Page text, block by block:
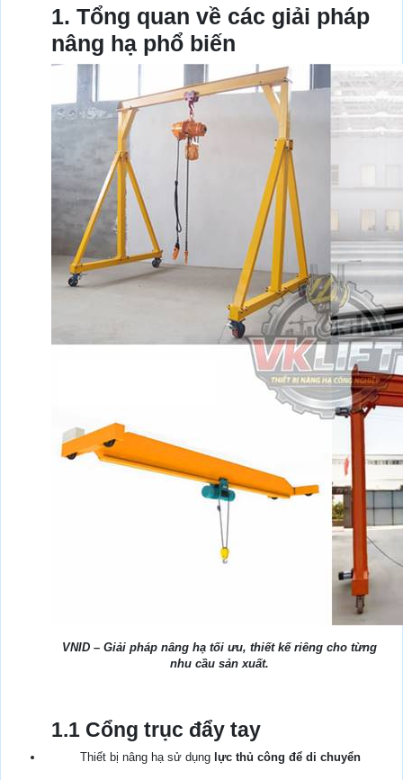
1. Tổng quan về các giải pháp
nâng hạ phổ biến
VNID – Giải pháp nâng hạ tối ưu, thiết kế riêng cho từng
nhu cầu sản xuất.
1.1 Cổng trục đẩy tay
Thiết bị nâng hạ sử dụng lực thủ công để di chuyển